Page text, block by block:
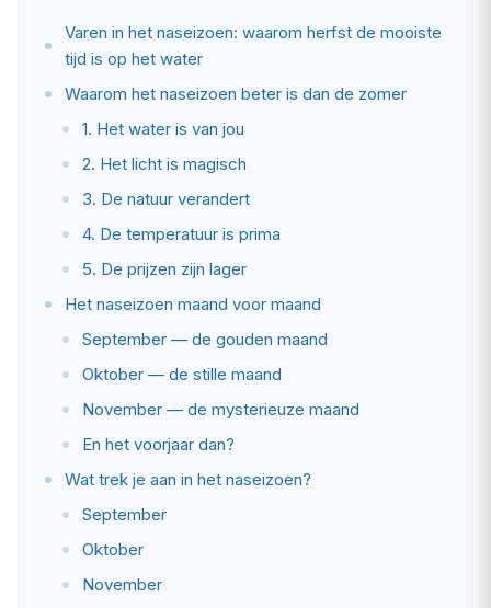
Varen in het naseizoen: waarom herfst de mooiste
tijd is op het water
Waarom het naseizoen beter is dan de zomer
1. Het water is van jou
2. Het licht is magisch
3. De natuur verandert
4. De temperatuur is prima
5. De prijzen zijn lager
Het naseizoen maand voor maand
September — de gouden maand
Oktober — de stille maand
November — de mysterieuze maand
En het voorjaar dan?
Wat trek je aan in het naseizoen?
September
Oktober
November